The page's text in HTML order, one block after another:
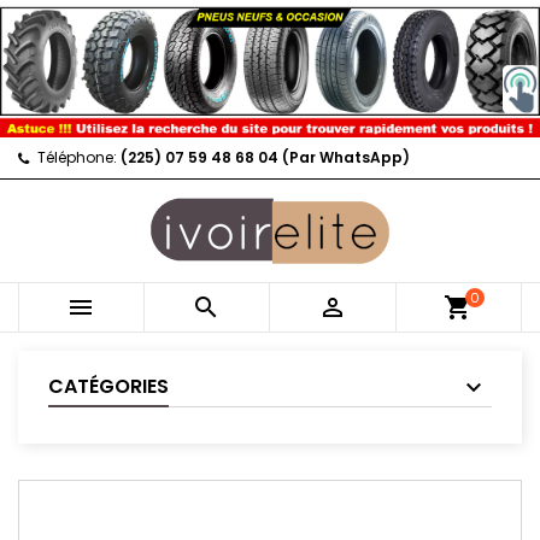
Téléphone: (225) 07 59 48 68 04 (Par WhatsApp)
   shopping_cart0
CATÉGORIES